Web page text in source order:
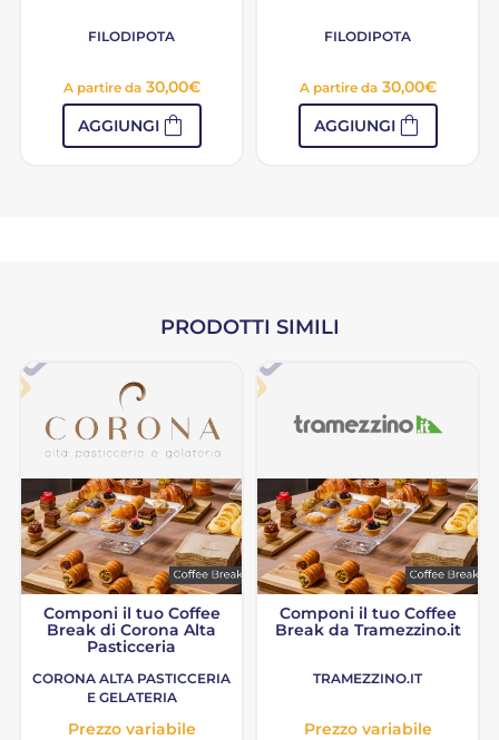
FILODIPOTA
A partire da 30,00€
AGGIUNGIshopping_bag
FILODIPOTA
A partire da 30,00€
AGGIUNGIshopping_bag
PRODOTTI SIMILI
Componi il tuo Coffee
Break di Corona Alta
Pasticceria
CORONA ALTA PASTICCERIA
E GELATERIA
Prezzo variabile
Componi il tuo Coffee
Break da Tramezzino.it
TRAMEZZINO.IT
Prezzo variabile